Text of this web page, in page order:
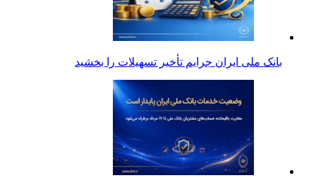
بانک ملی ایران جرایم تأخیر تسهیلات را بخشید